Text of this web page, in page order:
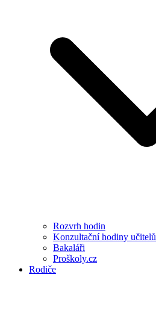
Rozvrh hodin
Konzultační hodiny učitelů
Bakaláři
Proškoly.cz
Rodiče